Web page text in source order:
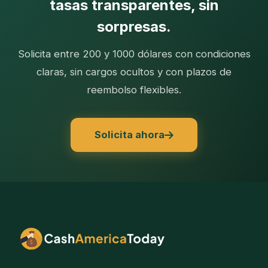
tasas transparentes, sin
sorpresas.
Solicita entre 200 y 1000 dólares con condiciones
claras, sin cargos ocultos y con plazos de
reembolso flexibles.
Solicita ahora